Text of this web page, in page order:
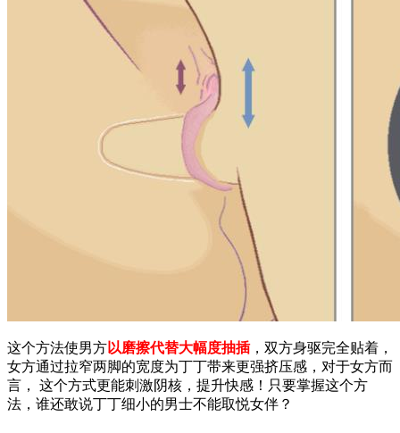
这个方法使男方以磨擦代替大幅度抽插，双方身驱完全贴着，
女方通过拉窄两脚的宽度为丁丁带来更强挤压感，对于女方而
言， 这个方式更能刺激阴核，提升快感！只要掌握这个方
法，谁还敢说丁丁细小的男士不能取悦女伴？